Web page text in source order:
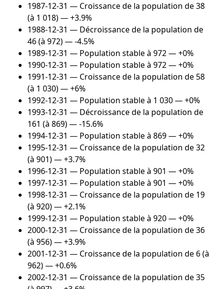
1987-12-31 — Croissance de la population de 38
(à 1 018) — +3.9%
1988-12-31 — Décroissance de la population de
46 (à 972) — -4.5%
1989-12-31 — Population stable à 972 — +0%
1990-12-31 — Population stable à 972 — +0%
1991-12-31 — Croissance de la population de 58
(à 1 030) — +6%
1992-12-31 — Population stable à 1 030 — +0%
1993-12-31 — Décroissance de la population de
161 (à 869) — -15.6%
1994-12-31 — Population stable à 869 — +0%
1995-12-31 — Croissance de la population de 32
(à 901) — +3.7%
1996-12-31 — Population stable à 901 — +0%
1997-12-31 — Population stable à 901 — +0%
1998-12-31 — Croissance de la population de 19
(à 920) — +2.1%
1999-12-31 — Population stable à 920 — +0%
2000-12-31 — Croissance de la population de 36
(à 956) — +3.9%
2001-12-31 — Croissance de la population de 6 (à
962) — +0.6%
2002-12-31 — Croissance de la population de 35